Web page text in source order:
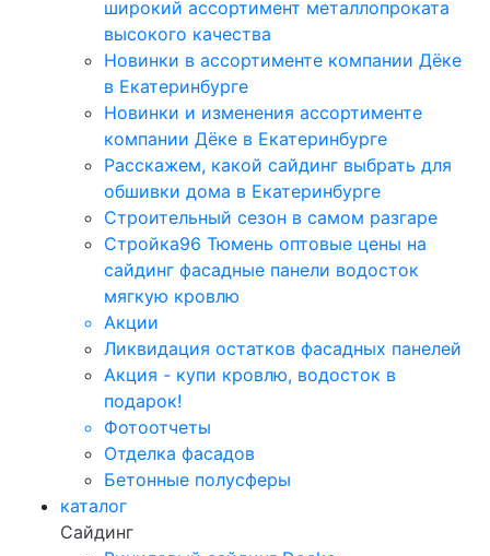
широкий ассортимент металлопроката
высокого качества
Новинки в ассортименте компании Дёке
в Екатеринбурге
Новинки и изменения ассортименте
компании Дёке в Екатеринбурге
Расскажем, какой сайдинг выбрать для
обшивки дома в Екатеринбурге
Строительный сезон в самом разгаре
Стройка96 Тюмень оптовые цены на
сайдинг фасадные панели водосток
мягкую кровлю
Акции
Ликвидация остатков фасадных панелей
Акция - купи кровлю, водосток в
подарок!
Фотоотчеты
Отделка фасадов
Бетонные полусферы
каталог
Сайдинг